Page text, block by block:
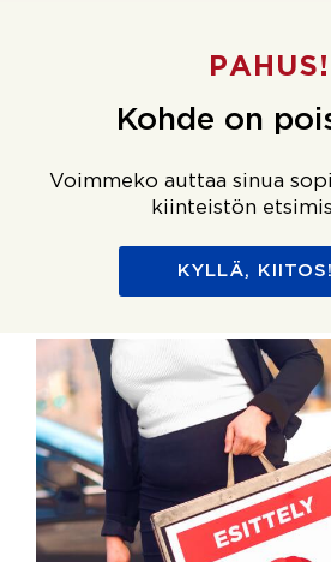
PAHUS!
Kohde on
Voimmeko auttaa sinua
kiinteistön
KYLLÄ, KIITOS!